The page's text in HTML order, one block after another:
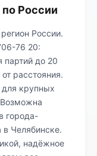
России
России.
76 20:
до 20
расстояния.
крупных
Возможна
города-
Челябинске.
надёжное